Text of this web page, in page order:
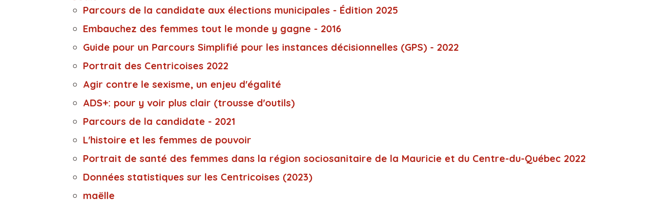
Parcours de la candidate aux élections municipales - Édition 2025
Embauchez des femmes tout le monde y gagne - 2016
Guide pour un Parcours Simplifié pour les instances décisionnelles (GPS) - 2022
Portrait des Centricoises 2022
Agir contre le sexisme, un enjeu d'égalité
ADS+: pour y voir plus clair (trousse d'outils)
Parcours de la candidate - 2021
L'histoire et les femmes de pouvoir
Portrait de santé des femmes dans la région sociosanitaire de la Mauricie et du Centre-du-Québec 2022
Données statistiques sur les Centricoises (2023)
maëlle